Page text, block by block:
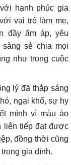
hạnh phúc gia
vai trò làm mẹ,
đầy ấm áp, yêu
sẻ chia mọi
như trong cuộc
lý đã thắp sáng
ó, ngại khổ, sự hy
ết mình vì màu áo
liên tiếp đạt được
, đồng thời cũng
gia đình.